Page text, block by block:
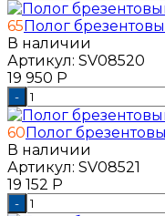
65Полог
В наличии
Артикул: SV08520
19 950 Р
-
60Полог
В наличии
Артикул: SV08521
19 152 Р
-